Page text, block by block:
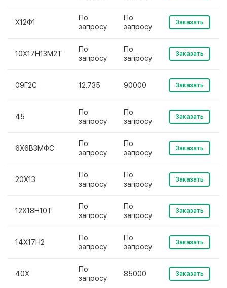
Х12Ф1
По
запросу
По
запросу
Заказать
10Х17Н13М2Т
По
запросу
По
запросу
Заказать
09Г2С 12.735 90000 Заказать
45
По
запросу
По
запросу
Заказать
6Х6В3МФС
По
запросу
По
запросу
Заказать
20Х13
По
запросу
По
запросу
Заказать
12Х18Н10Т
По
запросу
По
запросу
Заказать
14Х17Н2
По
запросу
По
запросу
Заказать
40Х
По
запросу
85000 Заказать